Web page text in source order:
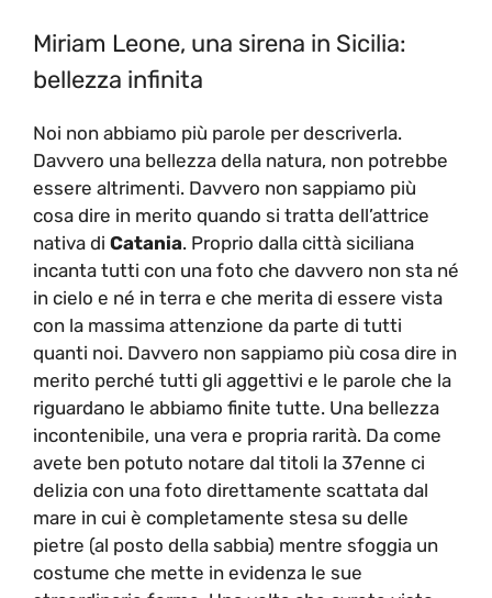
Miriam Leone, una sirena in Sicilia:
bellezza infinita
Noi non abbiamo più parole per descriverla.
Davvero una bellezza della natura, non potrebbe
essere altrimenti. Davvero non sappiamo più
cosa dire in merito quando si tratta dell’attrice
nativa di Catania. Proprio dalla città siciliana
incanta tutti con una foto che davvero non sta né
in cielo e né in terra e che merita di essere vista
con la massima attenzione da parte di tutti
quanti noi. Davvero non sappiamo più cosa dire in
merito perché tutti gli aggettivi e le parole che la
riguardano le abbiamo finite tutte. Una bellezza
incontenibile, una vera e propria rarità. Da come
avete ben potuto notare dal titoli la 37enne ci
delizia con una foto direttamente scattata dal
mare in cui è completamente stesa su delle
pietre (al posto della sabbia) mentre sfoggia un
costume che mette in evidenza le sue